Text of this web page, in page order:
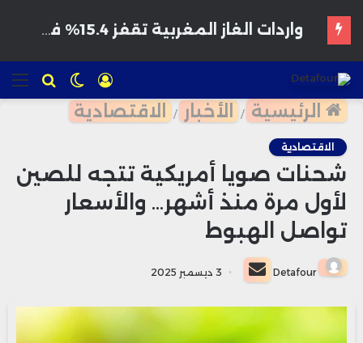
للبحث الوضع
المظلم
تسجيل
الدخول
الرئيسية / الأخبار / الاقتصادية
الاقتصادية
شحنات صويا أمريكية تتجه للصين
لأول مرة منذ أشهر… والأسعار
تواصل الهبوط
Detafour
أرسل
بريدا
إلكترونيا
3 ديسمبر 2025